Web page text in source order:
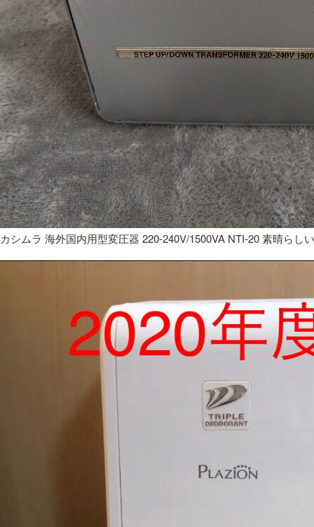
カシムラ 海外国内用型変圧器 220-240V/1500VA NTI-20 素晴らし